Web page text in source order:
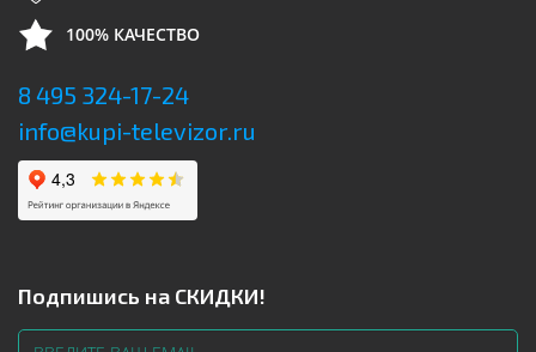
100% КАЧЕСТВО
8 495 324-17-24
info@kupi-televizor.ru
Подпишись на СКИДКИ!